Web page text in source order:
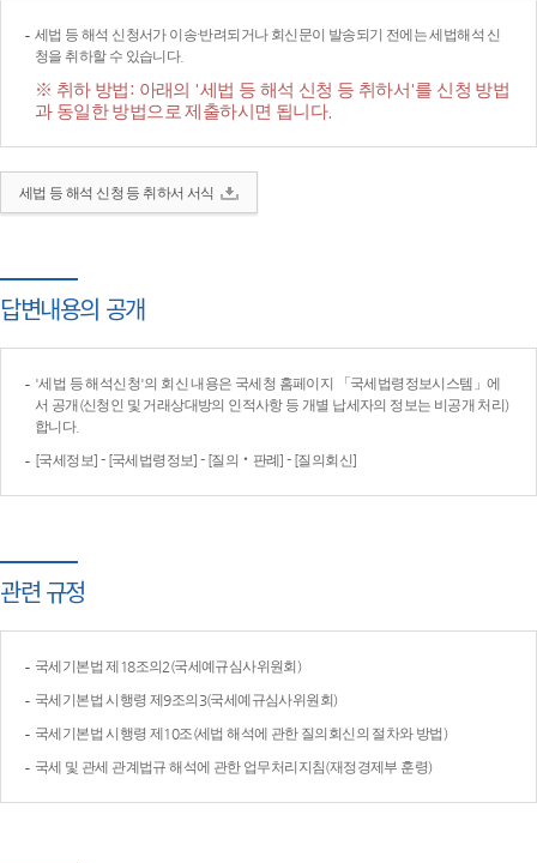
세법 등 해석 신청서가 이송·반려되거나 회신문이 발송되기 전에는 세법해석 신
청을 취하할 수 있습니다.
※ 취하 방법: 아래의 '세법 등 해석 신청 등 취하서'를 신청 방법
과 동일한 방법으로 제출하시면 됩니다.
세법 등 해석 신청 등 취하서 서식
답변내용의 공개
'세법 등 해석신청'의 회신 내용은 국세청 홈페이지 「국세법령정보시스템」에
서 공개(신청인 및 거래상대방의 인적사항 등 개별 납세자의 정보는 비공개 처리)
합니다.
[국세정보] - [국세법령정보] - [질의‧판례] - [질의회신]
관련 규정
국세기본법 제18조의2(국세예규심사위원회)
국세기본법 시행령 제9조의3(국세예규심사위원회)
국세기본법 시행령 제10조(세법 해석에 관한 질의회신의 절차와 방법)
국세 및 관세 관계법규 해석에 관한 업무처리지침(재정경제부 훈령)